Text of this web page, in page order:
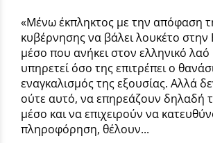
«Μένω έκπληκτος με την απόφαση
κυβέρνησης να βάλει λουκέτο
μέσο που ανήκει στον ελληνικό λαό
υπηρετεί όσο της επιτρέπει ο
εναγκαλισμός της εξουσίας. Αλλά
ούτε αυτό, να επηρεάζουν δηλαδή
μέσο και να επιχειρούν να
πληροφόρηση, θέλουν...